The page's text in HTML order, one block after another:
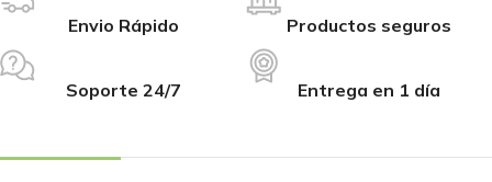
Envio Rápido Productos seguros
Soporte 24/7 Entrega en 1 día